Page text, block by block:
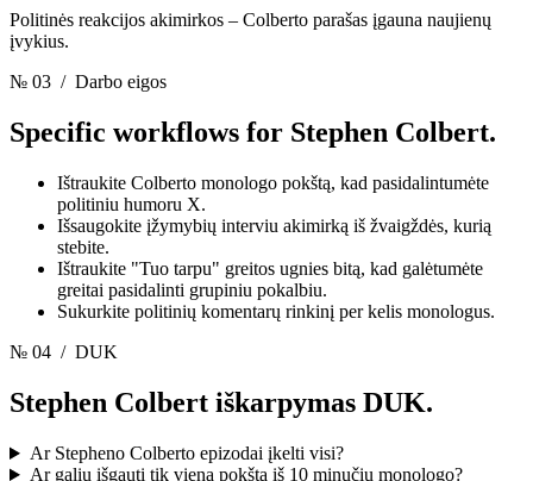
Politinės reakcijos akimirkos – Colberto parašas įgauna naujienų
įvykius.
№ 03 / Darbo eigos
Specific workflows for Stephen Colbert.
Ištraukite Colberto monologo pokštą, kad pasidalintumėte
politiniu humoru X.
Išsaugokite įžymybių interviu akimirką iš žvaigždės, kurią
stebite.
Ištraukite "Tuo tarpu" greitos ugnies bitą, kad galėtumėte
greitai pasidalinti grupiniu pokalbiu.
Sukurkite politinių komentarų rinkinį per kelis monologus.
№ 04 / DUK
Stephen Colbert iškarpymas DUK.
Ar Stepheno Colberto epizodai įkelti visi?
Ar galiu išgauti tik vieną pokštą iš 10 minučių monologo?